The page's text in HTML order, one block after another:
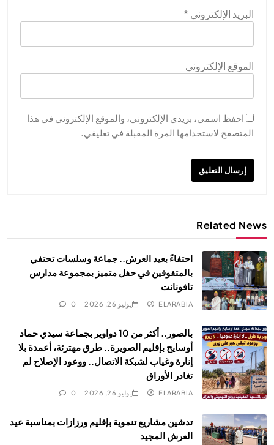
البريد الإلكتروني *
الموقع الإلكتروني
احفظ اسمي، بريدي الإلكتروني، والموقع الإلكتروني في هذا
المتصفح لاستخدامها المرة المقبلة في تعليقي.
Related News
احتفاءً بعيد العرش.. جماعة وسلسات تحتفي
بالمتفوقين في حفل متميز بمجموعة مدارس
تافونانت
ELARABIA يوليو 26, 2026 0
بالصور.. أكثر من 10 دواوير بجماعة سيدي حماد
أوسايح بإقليم الصويرة.. طرق مهترئة، أعمدة بلا
إنارة وغياب لشبكة الاتصال.. ووعود الإصلاح لم
تغادر الأوراق
ELARABIA يوليو 26, 2026 0
تدشين مشاريع تنموية بإقليم ورزازات بمناسبة عيد
العرش المجيد